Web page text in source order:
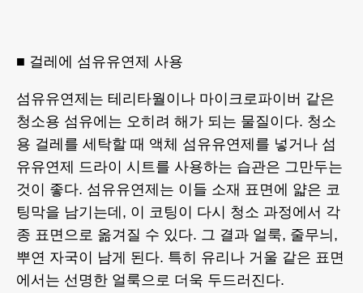
■ 걸레에 섬유유연제 사용
섬유유연제는 테리타월이나 마이크로파이버 같은
청소용 섬유에는 오히려 해가 되는 물질이다. 청소
용 걸레를 세탁할 때 액체 섬유유연제를 넣거나 섬
유유연제 드라이 시트를 사용하는 습관은 그만두는
것이 좋다. 섬유유연제는 이들 소재 표면에 얇은 코
팅막을 남기는데, 이 코팅이 다시 청소 과정에서 각
종 표면으로 옮겨질 수 있다. 그 결과 얼룩, 줄무늬,
뿌연 자국이 남게 된다. 특히 유리나 거울 같은 표면
에서는 선명한 얼룩으로 더욱 두드러진다.